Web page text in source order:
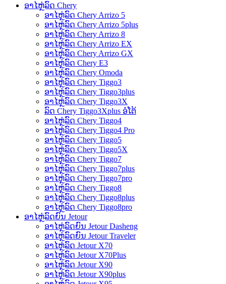
ອາໄຫຼ່ລົດ Chery
ອາໄຫຼ່ລົດ Chery Arrizo 5
ອາໄຫຼ່ລົດ Chery Arrizo 5plus
ອາໄຫຼ່ລົດ Chery Arrizo 8
ອາໄຫຼ່ລົດ Chery Arrizo EX
ອາໄຫຼ່ລົດ Chery Arrizo GX
ອາໄຫຼ່ລົດ Chery E3
ອາໄຫຼ່ລົດ Chery Omoda
ອາໄຫຼ່ລົດ Chery Tiggo3
ອາໄຫຼ່ລົດ Chery Tiggo3plus
ອາໄຫຼ່ລົດ Chery Tiggo3X
ລົດ Chery Tiggo3Xplus ອໍໂຕ້
ອາໄຫຼ່ລົດ Chery Tiggo4
ອາໄຫຼ່ລົດ Chery Tiggo4 Pro
ອາໄຫຼ່ລົດ Chery Tiggo5
ອາໄຫຼ່ລົດ Chery Tiggo5X
ອາໄຫຼ່ລົດ Chery Tiggo7
ອາໄຫຼ່ລົດ Chery Tiggo7plus
ອາໄຫຼ່ລົດ Chery Tiggo7pro
ອາໄຫຼ່ລົດ Chery Tiggo8
ອາໄຫຼ່ລົດ Chery Tiggo8plus
ອາໄຫຼ່ລົດ Chery Tiggo8pro
ອາໄຫຼ່ລົດຍົນ Jetour
ອາໄຫຼ່ລົດຍົນ Jetour Dasheng
ອາໄຫຼ່ລົດຍົນ Jetour Traveler
ອາໄຫຼ່ລົດ Jetour X70
ອາໄຫຼ່ລົດ Jetour X70Plus
ອາໄຫຼ່ລົດ Jetour X90
ອາໄຫຼ່ລົດ Jetour X90plus